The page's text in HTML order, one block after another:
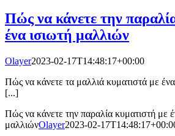
Πώς να κάνετε την
ένα ισιωτή μαλλιών
Olayer2023-02-17T14:48:17+00:00
Πώς να κάνετε τα μαλλιά κυματιστά με
[...]
Πώς να κάνετε την παραλία κυματιστή με
μαλλιώνOlayer2023-02-